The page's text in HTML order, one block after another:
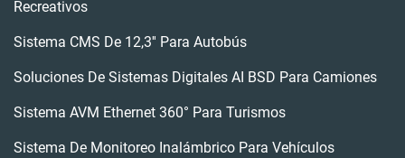
Recreativos
Sistema CMS De 12,3'' Para Autobús
Soluciones De Sistemas Digitales AI BSD Para Camiones
Sistema AVM Ethernet 360° Para Turismos
Sistema De Monitoreo Inalámbrico Para Vehículos